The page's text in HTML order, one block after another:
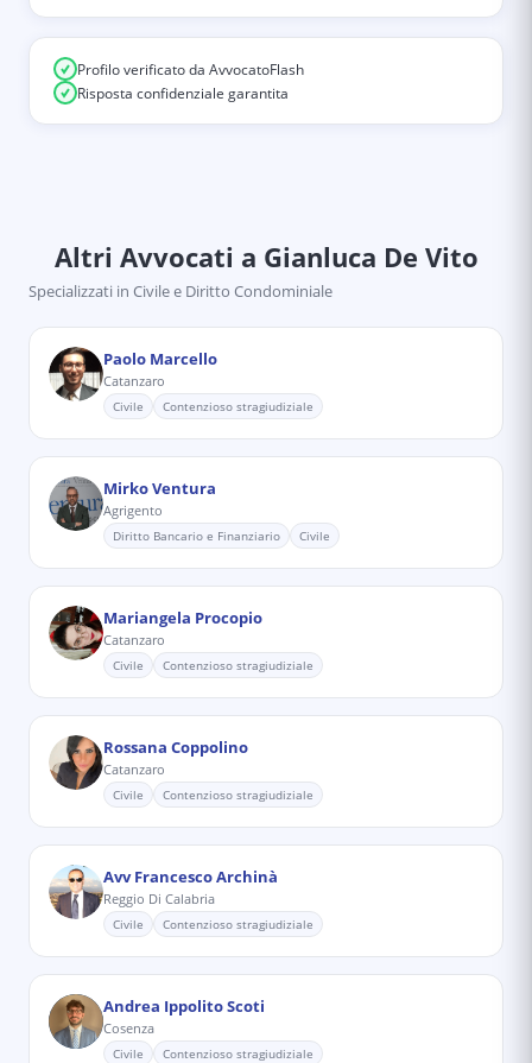
Profilo verificato da AvvocatoFlash
Risposta confidenziale garantita
Altri Avvocati a Gianluca De Vito
Specializzati in Civile e Diritto Condominiale
Paolo Marcello
Catanzaro
Civile Contenzioso stragiudiziale
Mirko Ventura
Agrigento
Diritto Bancario e Finanziario Civile
Mariangela Procopio
Catanzaro
Civile Contenzioso stragiudiziale
Rossana Coppolino
Catanzaro
Civile Contenzioso stragiudiziale
Avv Francesco Archinà
Reggio Di Calabria
Civile Contenzioso stragiudiziale
Andrea Ippolito Scoti
Cosenza
Civile Contenzioso stragiudiziale